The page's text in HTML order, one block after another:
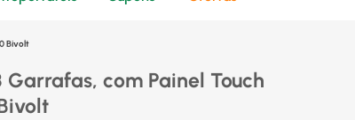
Bivolt
com Painel Touch